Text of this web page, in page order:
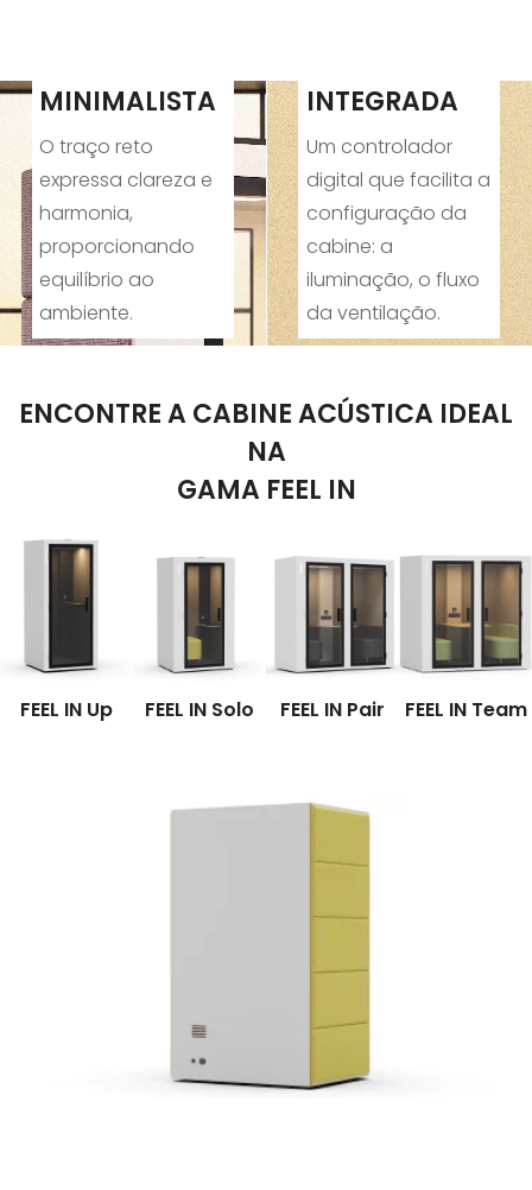
MINIMALISTA
O traço reto
expressa clareza e
harmonia,
proporcionando
equilíbrio ao
ambiente.
INTEGRADA
Um controlador
digital que facilita a
configuração da
cabine: a
iluminação, o fluxo
da ventilação.
ENCONTRE A CABINE ACÚSTICA IDEAL
NA
GAMA FEEL IN
FEEL IN Up FEEL IN Solo FEEL IN Pair FEEL IN Team